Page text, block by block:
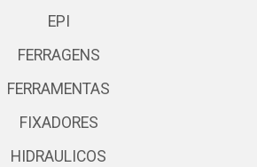
EPI
FERRAGENS
FERRAMENTAS
FIXADORES
HIDRAULICOS